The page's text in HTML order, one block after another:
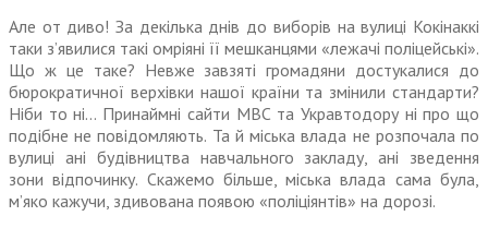
Але от диво! За декілька днів до виборів на вулиці Кокінаккі
таки з’явилися такі омріяні її мешкан­цями «лежачі поліцейські».
Що ж це таке? Невже завзяті громадяни достукалися до
бюрократичної верхівки нашої країни та змінили стандарти?
Ніби то ні… Принаймні сайти МВС та Укравтодору ні про що
подібне не повідомляють. Та й міська влада не розпочала по
вулиці ані будівництва навчаль­ного закладу, ані зведення
зони відпочинку. Скажемо більше, міська влада сама була,
м’яко кажучи, здивована появою «поліціянтів» на дорозі.